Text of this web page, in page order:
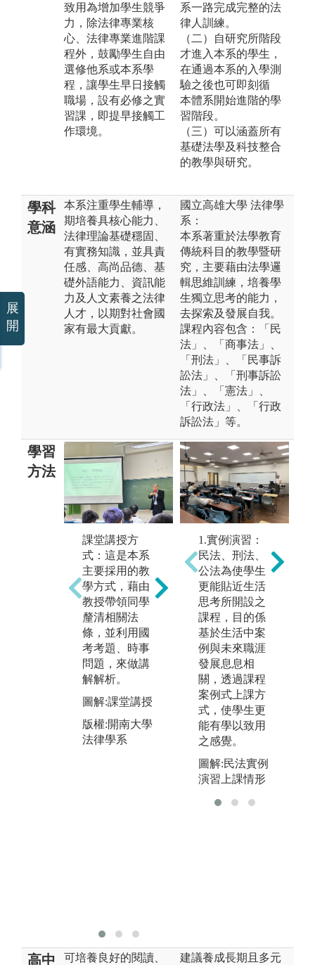
致用為增加學生競爭
力，除法律專業核
心、法律專業進階課
程外，鼓勵學生自由
選修他系或本系學
程，讓學生早日接觸
職場，設有必修之實
習課，即提早接觸工
作環境。
系一路完成完整的法
律人訓練。
（二）自研究所階段
才進入本系的學生，
在通過本系的入學測
驗之後也可即刻循
本體系開始進階的學
習階段。
（三）可以涵蓋所有
基礎法學及科技整合
的教學與研究。
學科
意涵
本系注重學生輔導，
期培養具核心能力、
法律理論基礎穩固、
有實務知識，並具責
任感、高尚品德、基
礎外語能力、資訊能
力及人文素養之法律
人才，以期對社會國
家有最大貢獻。
國立高雄大學 法律學
系：
本系著重於法學教育
傳統科目的教學暨研
究，主要藉由法學邏
輯思維訓練，培養學
生獨立思考的能力，
去探索及發展自我。
課程內容包含：「民
法」、「商事法」、
「刑法」、「民事訴
訟法」、「刑事訴訟
法」、「憲法」、
「行政法」、「行政
訴訟法」等。
學習
方法
課堂講授方
式：這是本系
主要採用的教
學方式，藉由
教授帶領同學
釐清相關法
條，並利用國
考考題、時事
問題，來做講
解解析。
圖解:課堂講授
版權:開南大學
法律學系
必修的實習課
程：為讓學生
能夠早日接觸
職場，並熟悉
理論與實務的
操作。本設有
必修之實習
課，讓學生在
三年級上、下
學期、寒假及
暑假時，進入
桃園地方法
院、桃園市政
府消費者服務
中心，法律扶
助基金會及桃
園地區各律師
事務所，地政
1.實例演習：
民法、刑法、
公法為使學生
更能貼近生活
思考所開設之
課程，目的係
基於生活中案
例與未來職涯
發展息息相
關，透過課程
案例式上課方
式，使學生更
能有學以致用
之感覺。
圖解:民法實例
演習上課情形
高中 可培養良好的閱讀、 建議養成長期且多元
展
開